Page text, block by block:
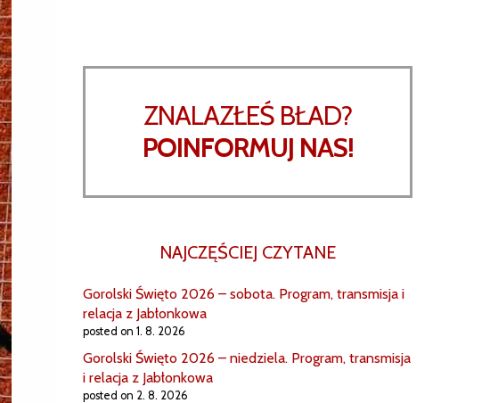
ZNALAZŁEŚ BŁAD?
POINFORMUJ NAS!
NAJCZĘŚCIEJ CZYTANE
Gorolski Święto 2026 – sobota. Program, transmisja i
relacja z Jabłonkowa
posted on 1. 8. 2026
Gorolski Święto 2026 – niedziela. Program, transmisja
i relacja z Jabłonkowa
posted on 2. 8. 2026